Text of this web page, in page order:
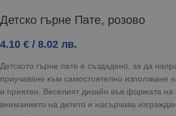
Детско гърне Пате, розово
4.10 € / 8.02 лв.
Детското гърне пате е създадено, за да
приучаване към самостоятелно използване
и приятен. Веселият дизайн във формата на
вниманието на детето и насърчава